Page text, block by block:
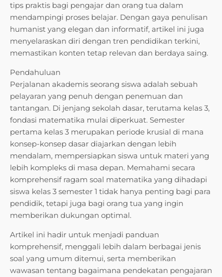
tips praktis bagi pengajar dan orang tua dalam
mendampingi proses belajar. Dengan gaya penulisan
humanist yang elegan dan informatif, artikel ini juga
menyelaraskan diri dengan tren pendidikan terkini,
memastikan konten tetap relevan dan berdaya saing.
Pendahuluan
Perjalanan akademis seorang siswa adalah sebuah
pelayaran yang penuh dengan penemuan dan
tantangan. Di jenjang sekolah dasar, terutama kelas 3,
fondasi matematika mulai diperkuat. Semester
pertama kelas 3 merupakan periode krusial di mana
konsep-konsep dasar diajarkan dengan lebih
mendalam, mempersiapkan siswa untuk materi yang
lebih kompleks di masa depan. Memahami secara
komprehensif ragam soal matematika yang dihadapi
siswa kelas 3 semester 1 tidak hanya penting bagi para
pendidik, tetapi juga bagi orang tua yang ingin
memberikan dukungan optimal.
Artikel ini hadir untuk menjadi panduan
komprehensif, menggali lebih dalam berbagai jenis
soal yang umum ditemui, serta memberikan
wawasan tentang bagaimana pendekatan pengajaran